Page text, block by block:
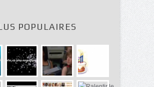
POPULAIRES